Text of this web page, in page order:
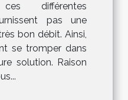
différentes
pas une
bon débit. Ainsi,
se tromper dans
solution. Raison